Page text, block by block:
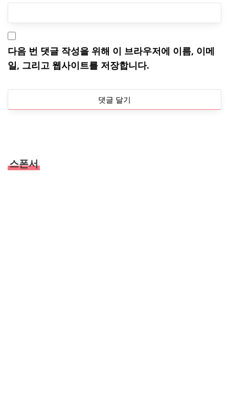
다음 번 댓글 작성을 위해 이 브라우저에 이름, 이메
일, 그리고 웹사이트를 저장합니다.
스폰서